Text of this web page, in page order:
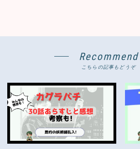
Recommend
こちらの記事もどうぞ